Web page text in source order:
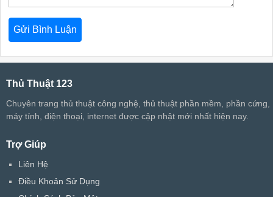
Thủ Thuật 123
Chuyên trang thủ thuật công nghệ, thủ thuật phần mềm, phần cứng,
máy tính, điện thoại, internet được cập nhật mới nhất hiện nay.
Trợ Giúp
Liên Hệ
Điều Khoản Sử Dụng